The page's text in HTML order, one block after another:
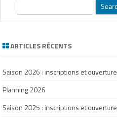
c
ARTICLES RÉCENTS
Saison 2026 : inscriptions et ouverture
Planning 2026
Saison 2025 : inscriptions et ouverture